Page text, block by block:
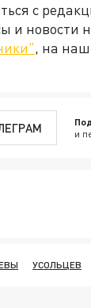
с
и новости
, на наш
и
УСОЛЬЦЕВ